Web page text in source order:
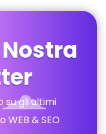
su gli ultimi
& SEO